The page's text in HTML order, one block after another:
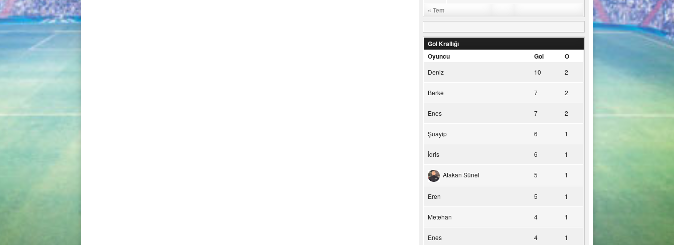
« Tem
Gol Krallığı
Oyuncu
Gol O
Deniz 10 2
Berke 7 2
Enes 7 2
Şuayip 6 1
İdris 6 1
Atakan Sünel 5 1
Eren 5 1
Metehan 4 1
Enes 4 1